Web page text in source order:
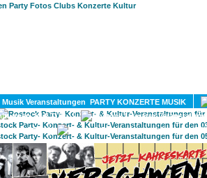
PARTY KONZERTE MUSIK
KULTUR
GAY